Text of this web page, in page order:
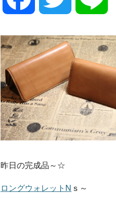
c
e
b
o
o
i
t
t
r
n
昨日の完成品～☆
ロングウォレットN ｓ～